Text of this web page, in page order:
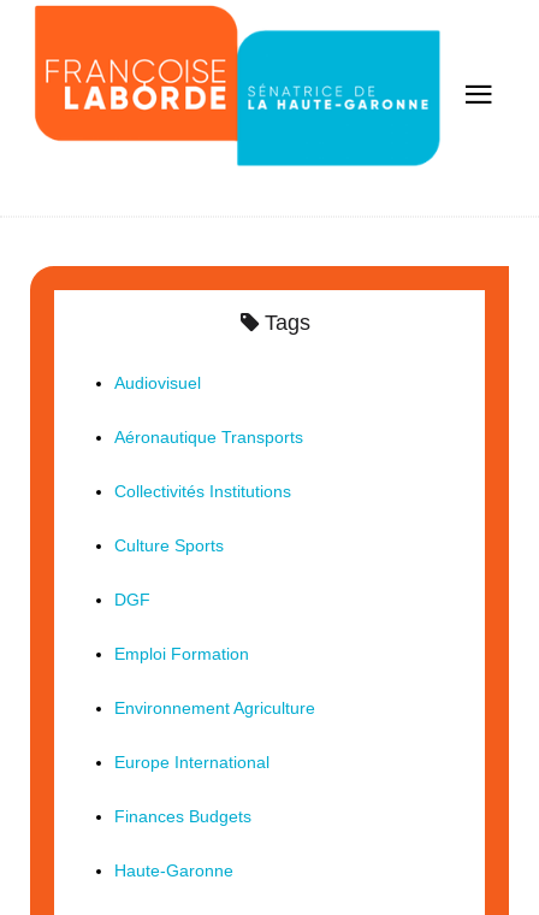
Tags
Audiovisuel
Aéronautique Transports
Collectivités Institutions
Culture Sports
DGF
Emploi Formation
Environnement Agriculture
Europe International
Finances Budgets
Haute-Garonne